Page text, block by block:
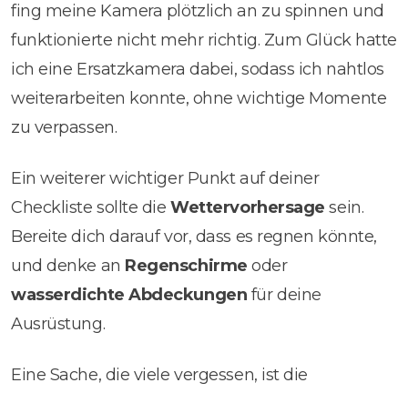
fing meine Kamera plötzlich an zu spinnen und
funktionierte nicht mehr richtig. Zum Glück hatte
ich eine Ersatzkamera dabei, sodass ich nahtlos
weiterarbeiten konnte, ohne wichtige Momente
zu verpassen.
Ein weiterer wichtiger Punkt auf deiner
Checkliste sollte dieWettervorhersage sein.
Bereite dich darauf vor, dass es regnen könnte,
und denke an Regenschirme oder
wasserdichte Abdeckungen für deine
Ausrüstung.
Eine Sache, die viele vergessen, ist die